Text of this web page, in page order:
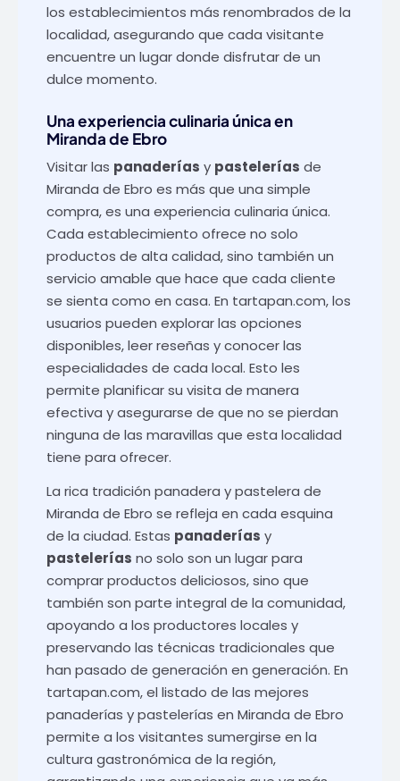
los establecimientos más renombrados de la
localidad, asegurando que cada visitante
encuentre un lugar donde disfrutar de un
dulce momento.
Una experiencia culinaria única en
Miranda de Ebro
Visitar las panaderías y pastelerías de
Miranda de Ebro es más que una simple
compra, es una experiencia culinaria única.
Cada establecimiento ofrece no solo
productos de alta calidad, sino también un
servicio amable que hace que cada cliente
se sienta como en casa. En tartapan.com, los
usuarios pueden explorar las opciones
disponibles, leer reseñas y conocer las
especialidades de cada local. Esto les
permite planificar su visita de manera
efectiva y asegurarse de que no se pierdan
ninguna de las maravillas que esta localidad
tiene para ofrecer.
La rica tradición panadera y pastelera de
Miranda de Ebro se refleja en cada esquina
de la ciudad. Estas panaderías y
pastelerías no solo son un lugar para
comprar productos deliciosos, sino que
también son parte integral de la comunidad,
apoyando a los productores locales y
preservando las técnicas tradicionales que
han pasado de generación en generación. En
tartapan.com, el listado de las mejores
panaderías y pastelerías en Miranda de Ebro
permite a los visitantes sumergirse en la
cultura gastronómica de la región,